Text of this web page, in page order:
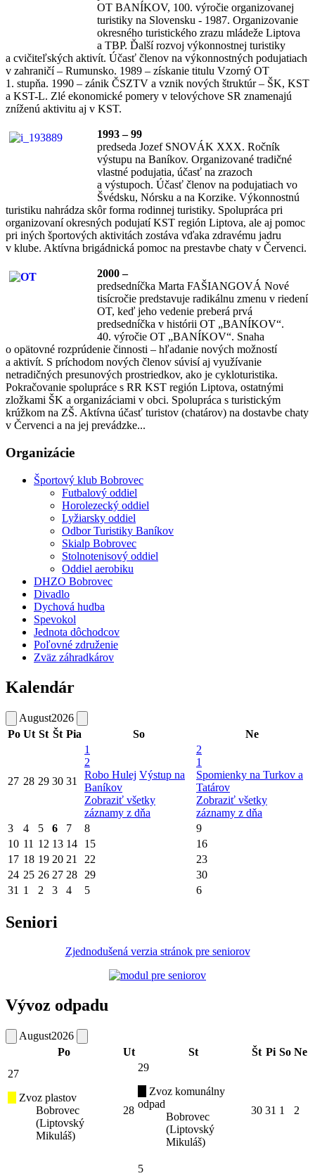
OT BANÍKOV, 100. výročie organizovanej
turistiky na Slovensku - 1987. Organizovanie
okresného turistického zrazu mládeže Liptova
a TBP. Ďalší rozvoj výkonnostnej turistiky
a cvičiteľských aktivít. Účasť členov na výkonnostných podujatiach
v zahraničí – Rumunsko. 1989 – získanie titulu Vzorný OT
1. stupňa. 1990 – zánik ČSZTV a vznik nových štruktúr – ŠK, KST
a KST-L. Zlé ekonomické pomery v telovýchove SR znamenajú
zníženú aktivitu aj v KST.
1993 – 99
predseda Jozef SNOVÁK XXX. Ročník
výstupu na Baníkov. Organizované tradičné
vlastné podujatia, účasť na zrazoch
a výstupoch. Účasť členov na podujatiach vo
Švédsku, Nórsku a na Korzike. Výkonnostnú
turistiku nahrádza skôr forma rodinnej turistiky. Spolupráca pri
organizovaní okresných podujatí KST región Liptova, ale aj pomoc
pri iných športových aktivitách zostáva vďaka zdravému jadru
v klube. Aktívna brigádnická pomoc na prestavbe chaty v Červenci.
2000 –
predsedníčka Marta FAŠIANGOVÁ Nové
tisícročie predstavuje radikálnu zmenu v riedení
OT, keď jeho vedenie preberá prvá
predsedníčka v histórii OT „BANÍKOV“.
40. výročie OT „BANÍKOV“. Snaha
o opätovné rozprúdenie činnosti – hľadanie nových možností
a aktivít. S príchodom nových členov súvisí aj využívanie
netradičných presunových prostriedkov, ako je cykloturistika.
Pokračovanie spolupráce s RR KST región Liptova, ostatnými
zložkami ŠK a organizáciami v obci. Spolupráca s turistickým
krúžkom na ZŠ. Aktívna účasť turistov (chatárov) na dostavbe chaty
v Červenci a na jej prevádzke...
Organizácie
Športový klub Bobrovec
Futbalový oddiel
Horolezecký oddiel
Lyžiarsky oddiel
Odbor Turistiky Baníkov
Skialp Bobrovec
Stolnotenisový oddiel
Oddiel aerobiku
DHZO Bobrovec
Divadlo
Dychová hudba
Spevokol
Jednota dôchodcov
Poľovné združenie
Zväz záhradkárov
Kalendár
August2026
Po Ut St Št Pia So Ne
27 28 29 30 31
1
2
Robo Hulej Výstup na
Baníkov
Zobraziť všetky
záznamy z dňa
2
1
Spomienky na Turkov a
Tatárov
Zobraziť všetky
záznamy z dňa
3
4 5 6 7 8
9
10 11 12 13 14 15
16
17 18 19 20 21 22
23
24 25 26 27 28 29
30
31 1 2 3 4 5 6
Seniori
Zjednodušená verzia stránok pre seniorov
Vývoz odpadu
August2026
Po
Ut St Št Pi So Ne
27
Zvoz plastov
Bobrovec
(Liptovský
Mikuláš)
28
29
Zvoz komunálny
odpad
Bobrovec
(Liptovský
Mikuláš)
30 31 1 2
5